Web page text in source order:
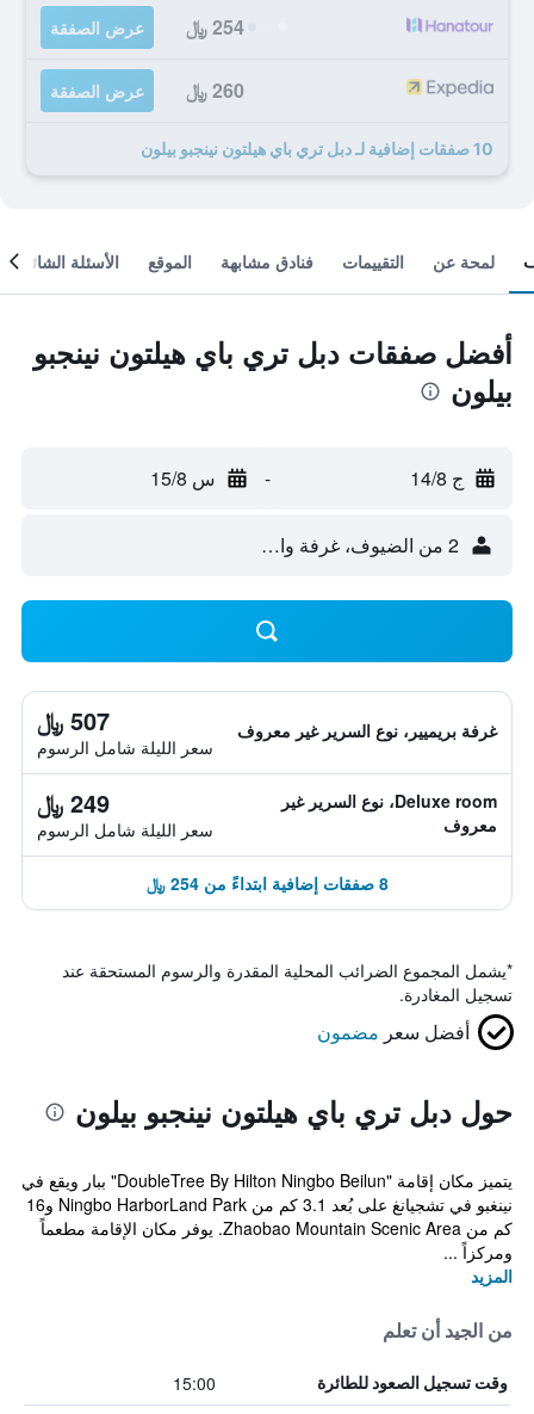
254 ﷼ عرض الصفقة
260 ﷼ عرض الصفقة
10 صفقات إضافية لـ دبل تري باي هيلتون نينجبو بيلون
لمحة عن التقييمات فنادق مشابهة الموقع الأسئلة الشائعة
أفضل صفقات دبل تري باي هيلتون نينجبو
بيلون
ج 14/8 - س 15/8
2 من الضيوف، غرفة واحدة
غرفة بريميير، نوع السرير غير معروف 507 ﷼
سعر الليلة شامل الرسوم
Deluxe room، نوع السرير غير
معروف
249 ﷼
سعر الليلة شامل الرسوم
8 صفقات إضافية ابتداءً من 254 ﷼
*يشمل المجموع الضرائب المحلية المقدرة والرسوم المستحقة عند
تسجيل المغادرة.
أفضل سعر مضمون
حول دبل تري باي هيلتون نينجبو بيلون
يتميز مكان إقامة "DoubleTree By Hilton Ningbo Beilun" ببار ويقع في
نينغبو في تشجيانغ على بُعد 3.1 كم من Ningbo HarborLand Park و16
كم من Zhaobao Mountain Scenic Area. يوفر مكان الإقامة مطعماً
ومركزاً ...
المزيد
من الجيد أن تعلم
وقت تسجيل الصعود للطائرة 15:00